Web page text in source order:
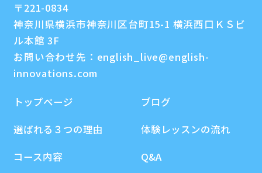
〒221-0834
神奈川県横浜市神奈川区台町15-1 横浜西口ＫＳビ
ル本館 3F
お問い合わせ先： english_live@english-
innovations.com
トップページ
選ばれる３つの理由
コース内容
ブログ
体験レッスンの流れ
Q&A